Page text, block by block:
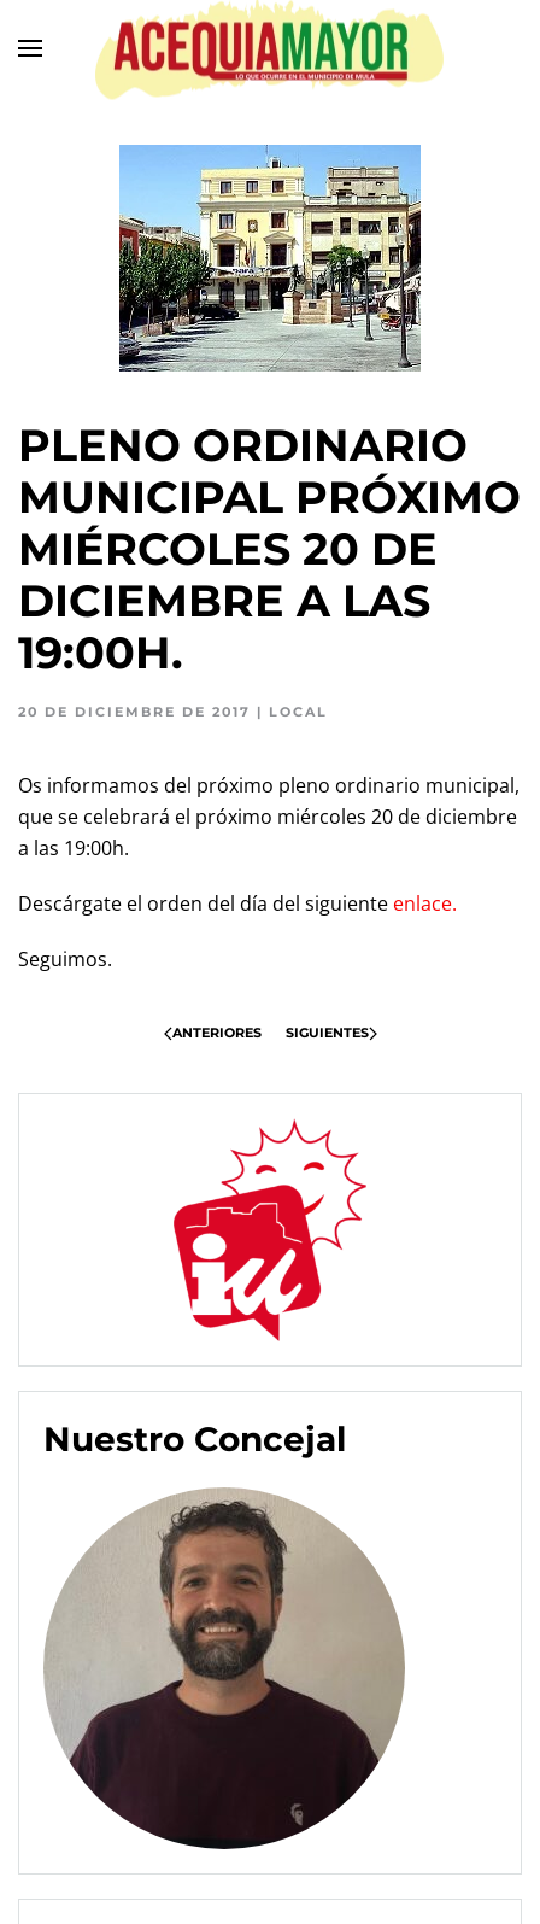
principal
PLENO ORDINARIO
MUNICIPAL PRÓXIMO
MIÉRCOLES 20 DE
DICIEMBRE A LAS
19:00H.
20 DE DICIEMBRE DE 2017 | LOCAL
Os informamos del próximo pleno ordinario municipal,
que se celebrará el próximo miércoles 20 de diciembre
a las 19:00h.
Descárgate el orden del día del siguiente enlace.
Seguimos.
ANTERIORES SIGUIENTES
Nuestro Concejal